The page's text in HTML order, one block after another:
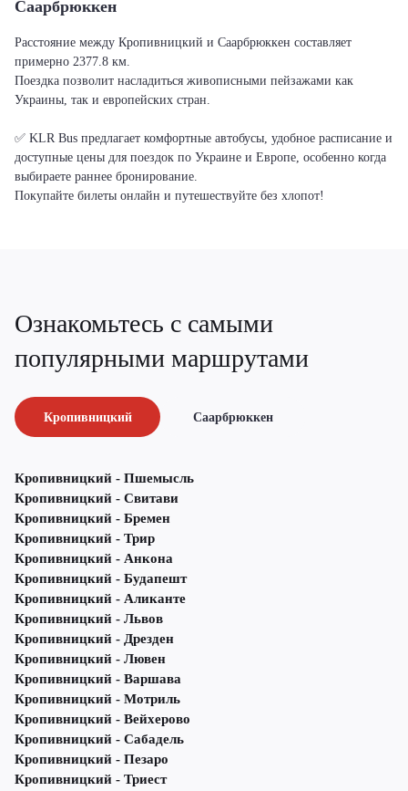
Саарбрюккен
Расстояние между Кропивницкий и Саарбрюккен составляет
примерно 2377.8 км.
Поездка позволит насладиться живописными пейзажами как
Украины, так и европейских стран.
✅ KLR Bus предлагает комфортные автобусы, удобное расписание и
доступные цены для поездок по Украине и Европе, особенно когда
выбираете раннее бронирование.
Покупайте билеты онлайн и путешествуйте без хлопот!
Ознакомьтесь с самыми
популярными маршрутами
Кропивницкий Саарбрюккен
Кропивницкий - Пшемысль
Кропивницкий - Свитави
Кропивницкий - Бремен
Кропивницкий - Трир
Кропивницкий - Анкона
Кропивницкий - Будапешт
Кропивницкий - Аликанте
Кропивницкий - Львов
Кропивницкий - Дрезден
Кропивницкий - Лювен
Кропивницкий - Варшава
Кропивницкий - Мотриль
Кропивницкий - Вейхерово
Кропивницкий - Сабадель
Кропивницкий - Пезаро
Кропивницкий - Триест